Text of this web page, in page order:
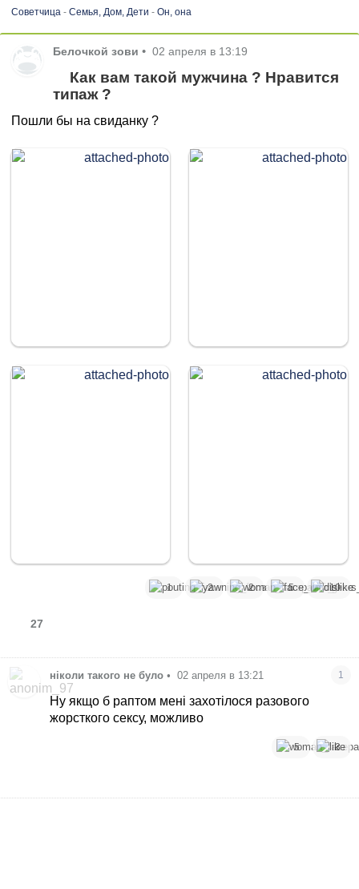
Советчица- Семья, Дом, Дети - Он, она
Белочкой зови • 02 апреля в 13:19
Как вам такой мужчина ? Нравится
типаж ?
Пошли бы на свиданку ?
1 2 2 5 10
27
ніколи такого не було • 02 апреля в 13:21 1
Ну якщо б раптом мені захотілося разового
жорсткого сексу, можливо
5 3